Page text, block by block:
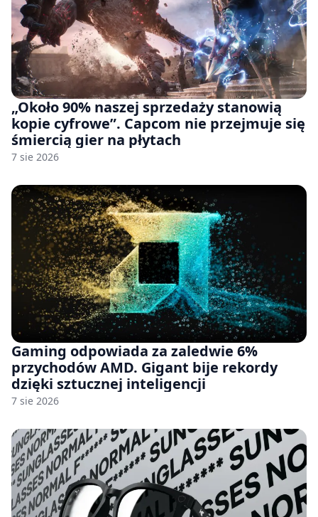
„Około 90% naszej sprzedaży stanowią
kopie cyfrowe”. Capcom nie przejmuje się
śmiercią gier na płytach
7 sie 2026
Gaming odpowiada za zaledwie 6%
przychodów AMD. Gigant bije rekordy
dzięki sztucznej inteligencji
7 sie 2026